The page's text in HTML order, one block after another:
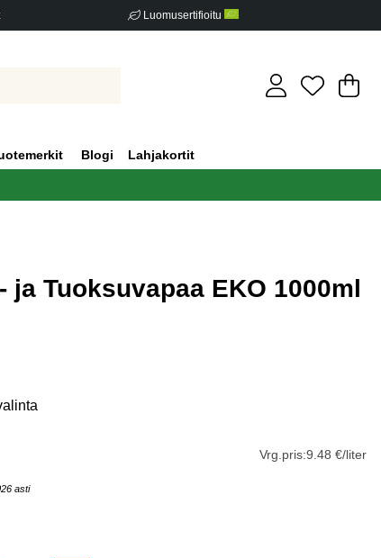
Luomusertifioitu
.
Blogi Lahjakortit
Tuoksuvapaa EKO 1000ml
1
Vrg.pris:9.48 €/liter
asti